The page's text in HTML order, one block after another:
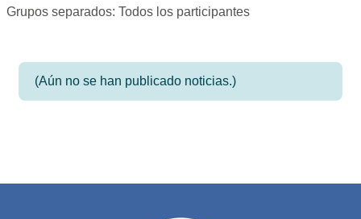
Grupos separados: Todos los participantes
(Aún no se han publicado noticias.)